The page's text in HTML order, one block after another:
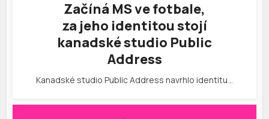
Začíná MS ve fotbale,
za jeho identitou stojí
kanadské studio Public
Address
Kanadské studio Public Address navrhlo identitu…